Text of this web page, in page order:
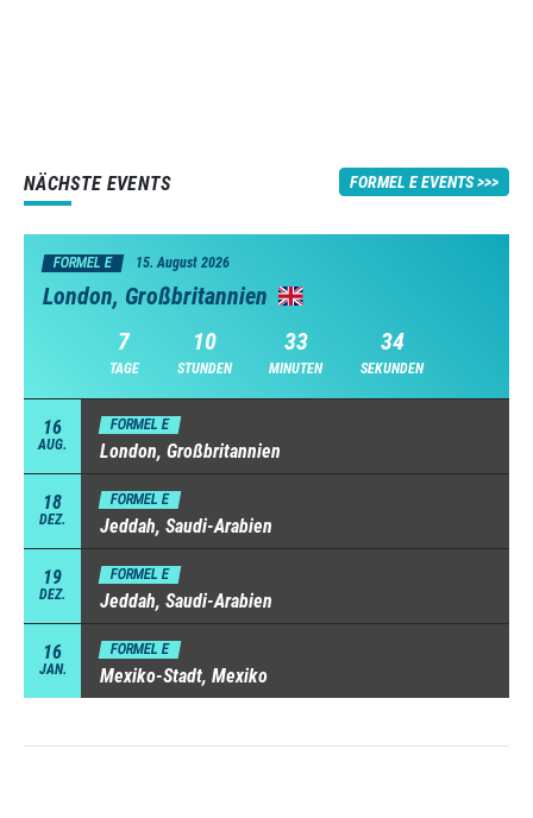
NÄCHSTE EVENTS FORMEL E EVENTS
FORMEL E 15. August 2026
London, Großbritannien
7
TAGE
10
STUNDEN
33
MINUTEN
33
SEKUNDEN
16
AUG.
FORMEL E
London, Großbritannien
18
DEZ.
FORMEL E
Jeddah, Saudi-Arabien
19
DEZ.
FORMEL E
Jeddah, Saudi-Arabien
16
JAN.
FORMEL E
Mexiko-Stadt, Mexiko